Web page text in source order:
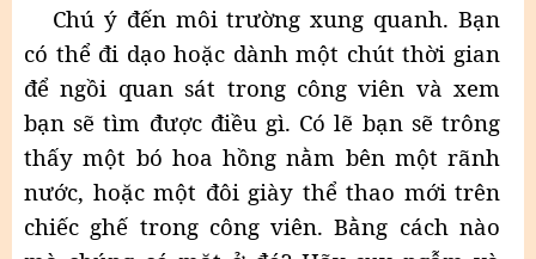
Chú ý đến môi trường xung quanh. Bạn
có thể đi dạo hoặc dành một chút thời gian
để ngồi quan sát trong công viên và xem
bạn sẽ tìm được điều gì. Có lẽ bạn sẽ trông
thấy một bó hoa hồng nằm bên một rãnh
nước, hoặc một đôi giày thể thao mới trên
chiếc ghế trong công viên. Bằng cách nào